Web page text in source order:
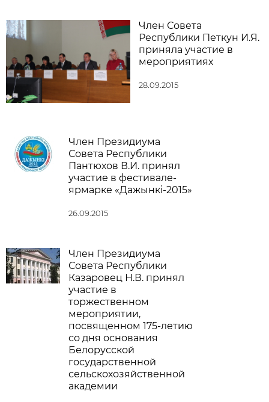
Член Совета
Республики Петкун И.Я.
приняла участие в
мероприятиях
28.09.2015
Член Президиума
Совета Республики
Пантюхов В.И. принял
участие в фестивале-
ярмарке «Дажынкі-2015»
26.09.2015
Член Президиума
Совета Республики
Казаровец Н.В. принял
участие в
торжественном
мероприятии,
посвященном 175-летию
со дня основания
Белорусской
государственной
сельскохозяйственной
академии